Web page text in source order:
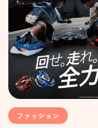
ファッション